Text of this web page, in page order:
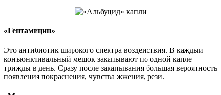
«Гентамицин»
Это антибиотик широкого спектра воздействия. В каждый
конъюнктивальный мешок закапывают по одной капле
трижды в день. Сразу после закапывания большая вероятность
появления покраснения, чувства жжения, рези.